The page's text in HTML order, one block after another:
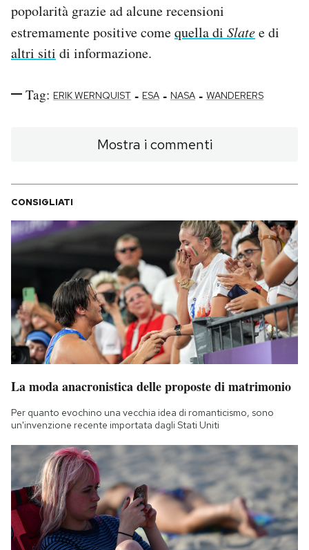
popolarità grazie ad alcune recensioni
estremamente positive comequella di Slatee di
altri siti di informazione.
Tag: ERIK WERNQUIST - ESA - NASA - WANDERERS
Mostra i commenti
CONSIGLIATI
La moda anacronistica delle proposte di matrimonio
Per quanto evochino una vecchia idea di romanticismo, sono
un'invenzione recente importata dagli Stati Uniti